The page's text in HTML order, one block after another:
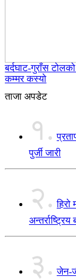
बर्दघाट-गुराँस
कम्मर कस्यो
ताजा अपडेट
१.
पुर्जी जारी
२.
३. जेन-